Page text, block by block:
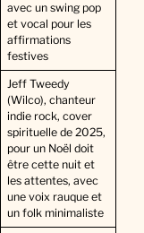
avec un swing pop
et vocal pour les
affirmations
festives
Jeff Tweedy
(Wilco), chanteur
indie rock, cover
spirituelle de 2025,
pour un Noël doit
être cette nuit et
les attentes, avec
une voix rauque et
un folk minimaliste